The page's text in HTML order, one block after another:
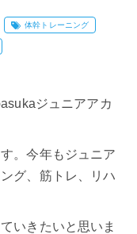
体幹トレーニング
ジュニアアカ
。今年もジュニア
グ、筋トレ、リハ
いきたいと思いま